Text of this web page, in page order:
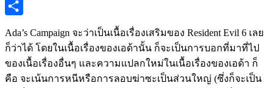
Copy
Ada’s Campaign จะว่าเป็นเนื้อเรื่องเสริมของ Resident Evil 6 เลย
ก็ว่าได้ โดยในเนื้อเรื่องของเอด้านั้น ก็จะเป็นการบอกที่มาที่ไป
ของเนื้อเรื่องอื่นๆ และความแปลกใหม่ในเนื้อเรื่องของเอด้า ก็
คือ จะเน้นการหนีหรือการลอบฆ่าซะเป็นส่วนใหญ่ (ซึ่งก็จะเป็น